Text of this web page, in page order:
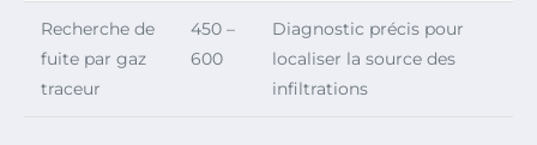
Recherche de
fuite par gaz
traceur
450 –
600
Diagnostic précis pour
localiser la source des
infiltrations